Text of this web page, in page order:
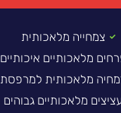
צמחייה מלאכותית
מלאכותיים איכותיים
מלאכותית למרפסת
מלאכותיים גבוהים